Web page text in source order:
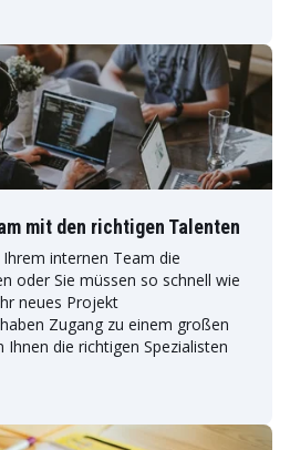
mit den richtigen Talenten
internen Team die
oder Sie müssen so schnell wie
neues Projekt
Zugang zu einem großen
die richtigen Spezialisten